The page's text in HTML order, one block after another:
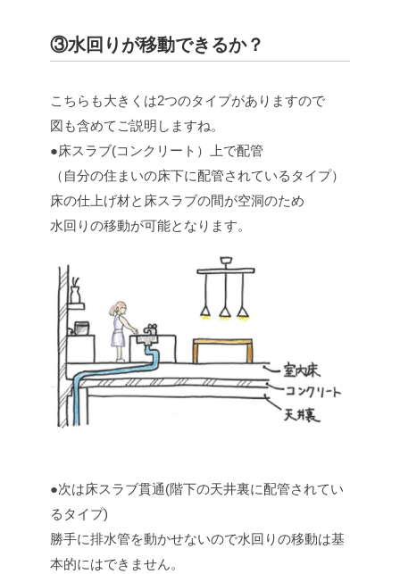
③水回りが移動できるか？
こちらも大きくは2つのタイプがありますので
図も含めてご説明しますね。
●床スラブ(コンクリート）上で配管
（自分の住まいの床下に配管されているタイプ）
床の仕上げ材と床スラブの間が空洞のため
水回りの移動が可能となります。
●次は床スラブ貫通(階下の天井裏に配管されてい
るタイプ)
勝手に排水管を動かせないので水回りの移動は基
本的にはできません。